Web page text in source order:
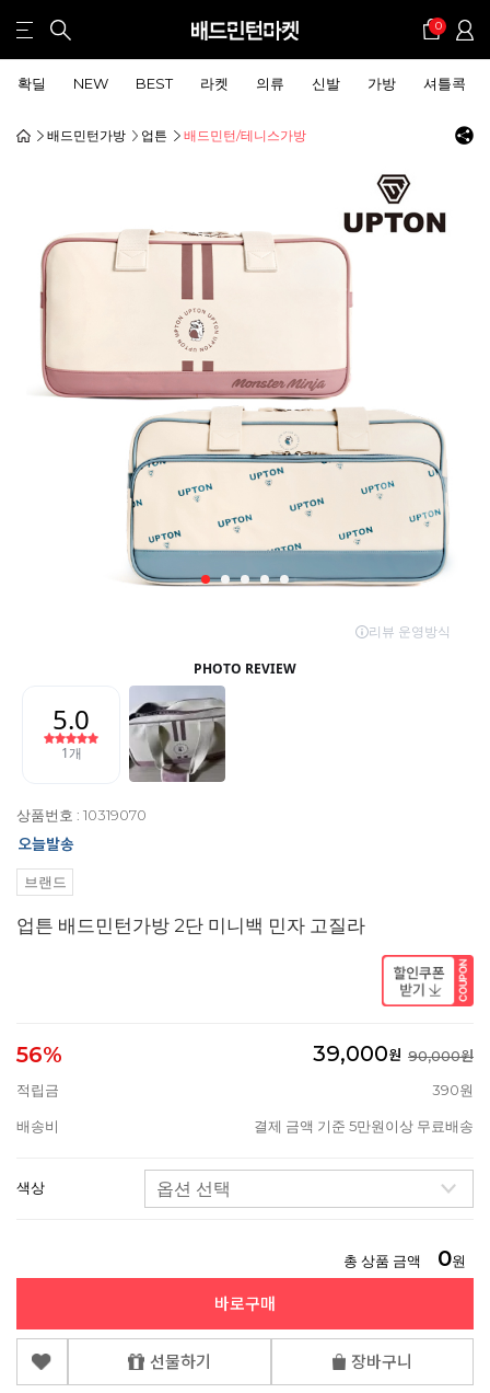
0
확딜 NEW BEST 라켓 의류 신발 가방 셔틀콕
배드민턴가방 업튼 배드민턴/테니스가방
상품번호 : 10319070
브랜드
업튼 배드민턴가방 2단 미니백 민자 고질라
56% 39,000원 90,000원
적립금
390원
배송비 결제 금액 기준 5만원이상 무료배송
색상
총 상품 금액 0원
바로구매
선물하기 장바구니